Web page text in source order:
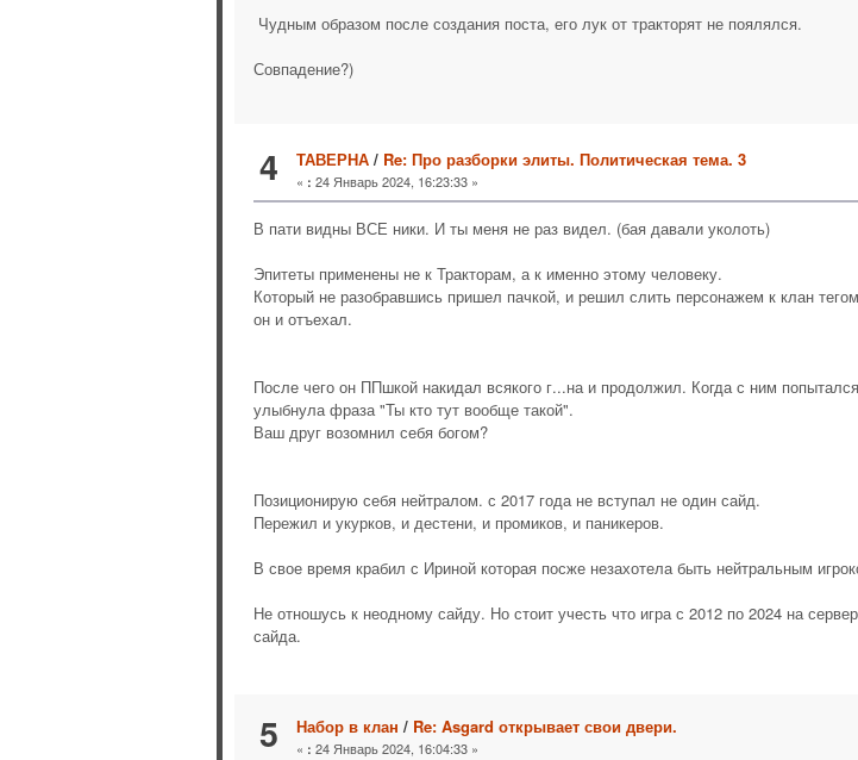
Чудным образом после создания поста, его лук от тракторят не поялялся.
Совпадение?)
4 ТАВЕРНА/ Re: Про разборки элиты. Политическая тема. 3
« : 24 Январь 2024, 16:23:33 »
В пати видны ВСЕ ники. И ты меня не раз видел. (бая давали уколоть)
Эпитеты применены не к Тракторам, а к именно этому человеку.
Который не разобравшись пришел пачкой, и решил слить персонажем к клан
он и отъехал.
После чего он ППшкой накидал всякого г...на и продолжил. Когда с ним
улыбнула фраза "Ты кто тут вообще такой".
Ваш друг возомнил себя богом?
Позиционирую себя нейтралом. с 2017 года не вступал не один сайд.
Пережил и укурков, и дестени, и промиков, и паникеров.
В свое время крабил с Ириной которая посже незахотела быть нейтральным
Не отношусь к неодному сайду. Но стоит учесть что игра с 2012 по 2024 на
сайда.
5 Набор в клан / Re: Asgard открывает свои двери.
« : 24 Январь 2024, 16:04:33 »